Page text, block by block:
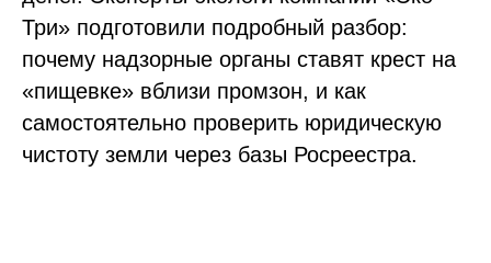
Три» подготовили подробный разбор:
почему надзорные органы ставят крест на
«пищевке» вблизи промзон, и как
самостоятельно проверить юридическую
чистоту земли через базы Росреестра.